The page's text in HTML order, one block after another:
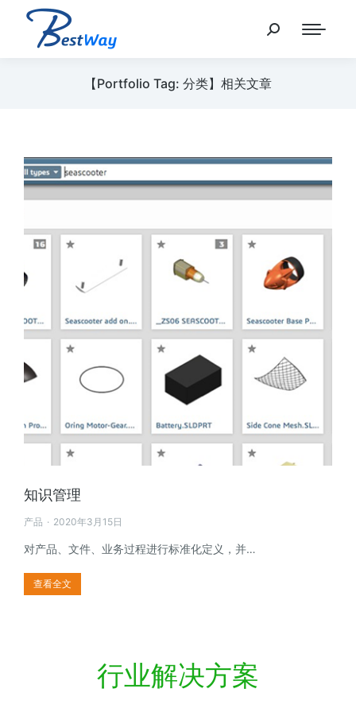
【Portfolio Tag: 分类】相关文章
知识管理
产品 2020年3月15日
对产品、文件、业务过程进行标准化定义，并…
查看全文
行业解决方案